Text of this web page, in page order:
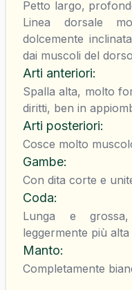
Petto largo,
Linea dorsale
dolcemente
dai muscoli del
Arti anteriori:
Spalla alta, molto
diritti, ben in
Arti posteriori:
Cosce molto
Gambe:
Con dita corte e
Coda:
Lunga e
leggermente più
Manto:
Completamente